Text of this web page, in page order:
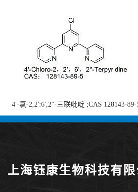
4'-氯-2,2':6',2''-三联吡啶 ;CAS 128143-89-
;4'-Chloro-2,2':6',2''-terpyridine;4-
上海钰康生物科技有限